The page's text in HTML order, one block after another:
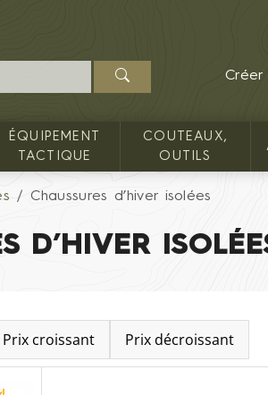
ÉQUIPEMENT
TACTIQUE
COUTEAUX,
OUTILS
Chaussures d’hiver isolées
D’HIVER
Prix croissant Prix décroissant